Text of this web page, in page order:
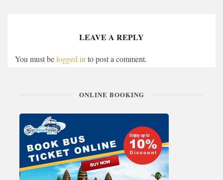
LEAVE A REPLY
You must belogged in to post a comment.
ONLINE BOOKING